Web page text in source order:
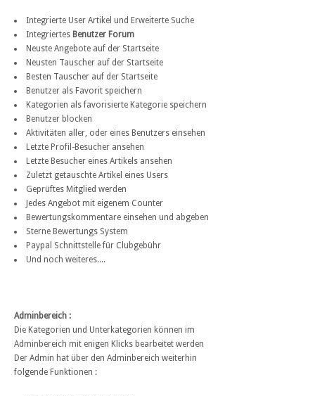
Integrierte User Artikel und Erweiterte Suche
Integriertes Benutzer Forum
Neuste Angebote auf der Startseite
Neusten Tauscher auf der Startseite
Besten Tauscher auf der Startseite
Benutzer als Favorit speichern
Kategorien als favorisierte Kategorie speichern
Benutzer blocken
Aktivitäten aller, oder eines Benutzers einsehen
Letzte Profil-Besucher ansehen
Letzte Besucher eines Artikels ansehen
Zuletzt getauschte Artikel eines Users
Geprüftes Mitglied werden
Jedes Angebot mit eigenem Counter
Bewertungskommentare einsehen und abgeben
Sterne Bewertungs System
Paypal Schnittstelle für Clubgebühr
Und noch weiteres....
Adminbereich :
Die Kategorien und Unterkategorien können im
Adminbereich mit enigen Klicks bearbeitet werden
Der Admin hat über den Adminbereich weiterhin
folgende Funktionen :